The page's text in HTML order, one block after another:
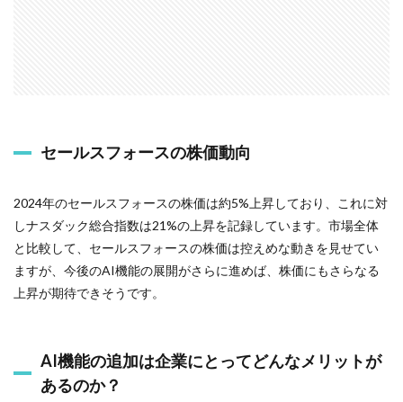
セールスフォースの株価動向
2024年のセールスフォースの株価は約5%上昇しており、これに対
しナスダック総合指数は21%の上昇を記録しています。市場全体
と比較して、セールスフォースの株価は控えめな動きを見せてい
ますが、今後のAI機能の展開がさらに進めば、株価にもさらなる
上昇が期待できそうです。
AI機能の追加は企業にとってどんなメリットが
あるのか？